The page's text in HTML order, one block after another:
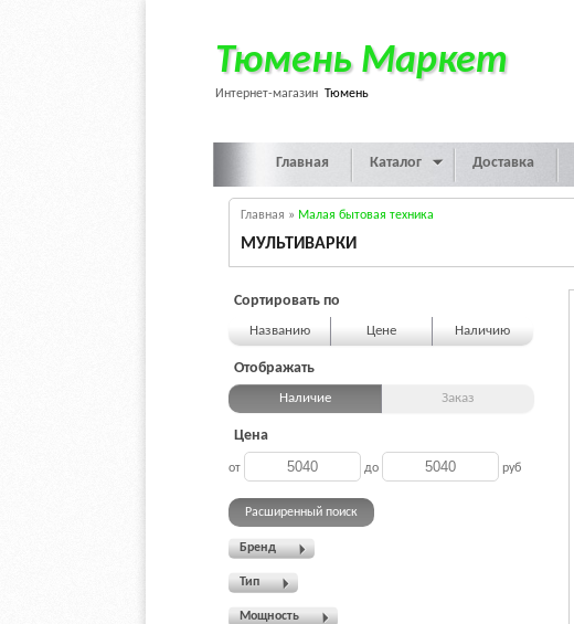
Тюмень Маркет
Интернет-магазин Тюмень
Главная Каталог Доставка
Главная » Малая бытовая техника
МУЛЬТИВАРКИ
Сортировать по
Названию Цене Наличию
Отображать
Наличие Заказ
Цена
от до руб
Расширенный поиск
Бренд
Тип
Мощность